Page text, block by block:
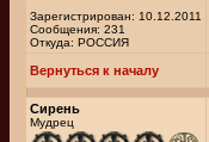
Зарегистрирован: 10.12.2011
Сообщения: 231
Откуда: РОССИЯ
Вернуться к началу
Сирень
Мудрец